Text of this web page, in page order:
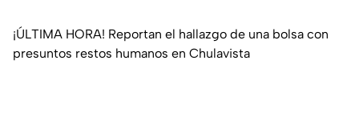
¡ÚLTIMA HORA! Reportan el hallazgo de una bolsa con
presuntos restos humanos en Chulavista